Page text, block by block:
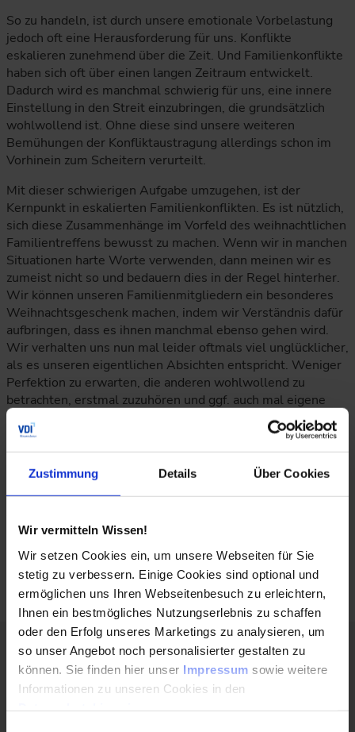
Zustimmung Details Über Cookies
Wir vermitteln Wissen!
Wir setzen Cookies ein, um unsere Webseiten für Sie
stetig zu verbessern. Einige Cookies sind optional und
ermöglichen uns Ihren Webseitenbesuch zu erleichtern,
Ihnen ein bestmögliches Nutzungserlebnis zu schaffen
oder den Erfolg unseres Marketings zu analysieren, um
so unser Angebot noch personalisierter gestalten zu
können. Sie finden hier unser Impressum sowie weitere
Informationen zu unseren Cookies in den
So zu handeln, ist durch unsere emotionale Vorbelastung
jedoch oft eine Herausforderung für uns. Konflikte
eskalieren zunehmend über die Zeit. Und Familienkonflikte
haben sich oft über einen langen Zeitraum entwickelt.
Dadurch wird es manchmal schwierig für uns, eine innere
Einstellung in den Streit einzubringen, die grundsätzlich
wohlwollend ist. Ohne diese sind unsere weiteren
Bemühungen der Konfliktaustragung allerdings schon im
Vorhinein zum Scheitern verurteilt.
Mit dieser schwierigen Aufgabe umzugehen, ist der
Kernpunkt in eskalierten Familienkonflikten. Es ist nützlich,
sich diese Zusammenhänge im Vorfeld des weihnachtlichen
Familientreffens bewusst zu machen. Wenn wir in manchen
Situationen harte Worte verwenden, dann meinen wir es
zumeist nicht so und bedauern dies in der Regel hinterher.
Wir können unseren Familienmitgliedern ein besonderes
Weihnachtsgeschenk machen, indem wir Verständnis dafür
aufbringen, dass es ihnen manchmal ebenso gehen wird.
Wir verhalten uns nun mal leider oftmals viel unglücklicher,
als es unseren eigentlichen Absichten entspricht. Weniger
Perfektion zu erwarten, die anderen wohlwollend zu
betrachten, erstmal zuzuhören und ggf. auch mal eigene
Konfliktgedanken zur Seite zu schieben, sollte einen guten
Beitrag für ein entspanntes Weihnachtsfest leisten. Nutzen
wir doch die Chance, unseren Liebsten Aufmerksamkeit zu
schenken, die sie vielleicht sonst gar nicht von uns kennen!
Wenn diese Basis stimmt, dann können wir Weihnachten
Geschenke, der Essensgestaltung und des
Weihnachtsbaumes.
Über den Autor: